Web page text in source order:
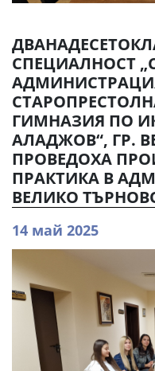
СПЕЦИАЛНОСТ
ГИМНАЗИЯ ПО
АЛАДЖОВ“, ГР.
ПРОВЕДОХА
ПРАКТИКА В
ВЕЛИКО
14 май 2025